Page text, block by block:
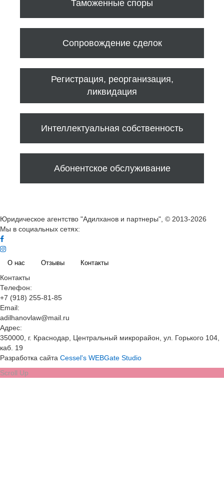
Таможенные споры
Сопровождение сделок
Регистрация, реорганизация,
ликвидация
Интеллектуальная собственность
Абонентское обслуживание
Юридическое агентство "Адилханов и партнеры", © 2013-2026
Мы в социальных сетях:
О нас Отзывы Контакты
Контакты
Телефон:
+7 (918) 255-81-85
Email:
adilhanovlaw@mail.ru
Адрес:
350000, г. Краснодар, Центральный микрорайон, ул. Горького 104,
каб. 19
Разработка сайта Cessel's WEBGate Studio
Scroll Up